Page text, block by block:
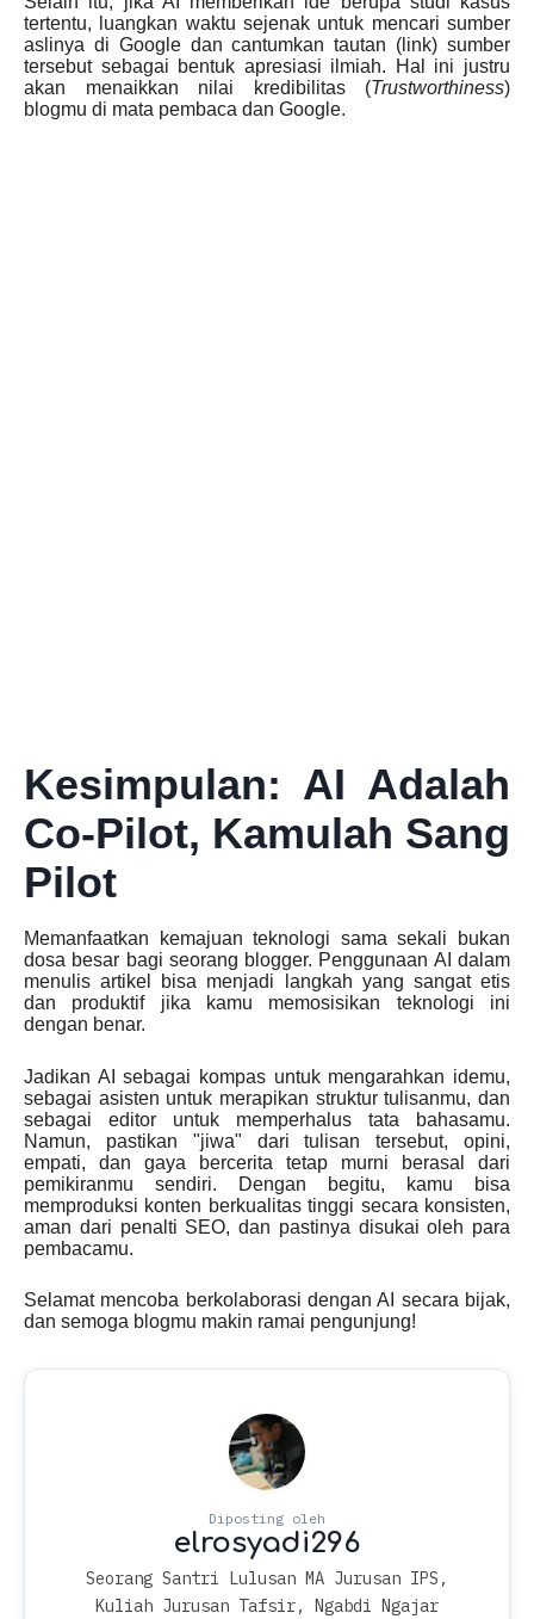
tertentu, luangkan waktu sejenak untuk mencari sumber
aslinya di Google dan cantumkan tautan (link) sumber
tersebut sebagai bentuk apresiasi ilmiah. Hal ini justru
akan menaikkan nilai kredibilitas (Trustworthiness)
blogmu di mata pembaca dan Google.
Kesimpulan: AI Adalah
Co-Pilot, Kamulah Sang
Pilot
Memanfaatkan kemajuan teknologi sama sekali bukan
dosa besar bagi seorang blogger. Penggunaan AI dalam
menulis artikel bisa menjadi langkah yang sangat etis
dan produktif jika kamu memosisikan teknologi ini
dengan benar.
Jadikan AI sebagai kompas untuk mengarahkan idemu,
sebagai asisten untuk merapikan struktur tulisanmu, dan
sebagai editor untuk memperhalus tata bahasamu.
Namun, pastikan "jiwa" dari tulisan tersebut, opini,
empati, dan gaya bercerita tetap murni berasal dari
pemikiranmu sendiri. Dengan begitu, kamu bisa
memproduksi konten berkualitas tinggi secara konsisten,
aman dari penalti SEO, dan pastinya disukai oleh para
pembacamu.
Selamat mencoba berkolaborasi dengan AI secara bijak,
dan semoga blogmu makin ramai pengunjung!
Seorang Santri Lulusan MA Jurusan IPS,
Kuliah Jurusan Tafsir, Ngabdi Ngajar